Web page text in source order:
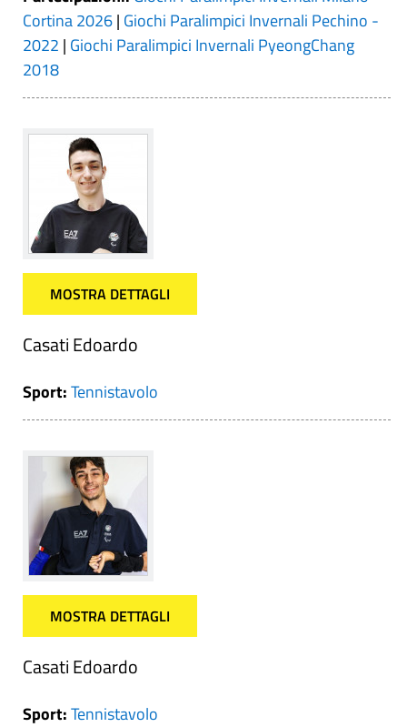
Cortina 2026| Giochi Paralimpici Invernali Pechino -
2022 | Giochi Paralimpici Invernali PyeongChang
2018
MOSTRA DETTAGLI
Casati Edoardo
Sport:Tennistavolo
MOSTRA DETTAGLI
Casati Edoardo
Sport:Tennistavolo